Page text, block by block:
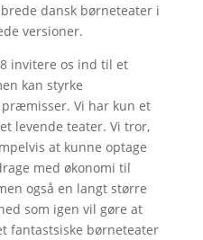
dansk børneteater i
versioner.
invitere os ind til et
kan styrke
Vi har kun et
levende teater. Vi tror,
at kunne optage
med økonomi til
også en langt større
som igen vil gøre at
fantastsiske børneteater